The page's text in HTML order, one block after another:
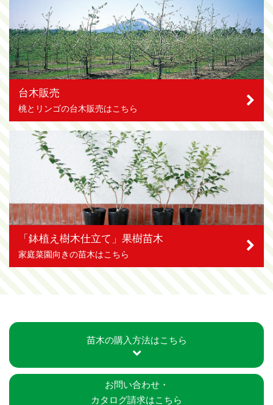
台木販売
桃とリンゴの台木販売はこちら
「鉢植え樹木仕立て」果樹苗木
家庭菜園向きの苗木はこちら
苗木の購入方法はこちら
お問い合わせ・
カタログ請求はこちら